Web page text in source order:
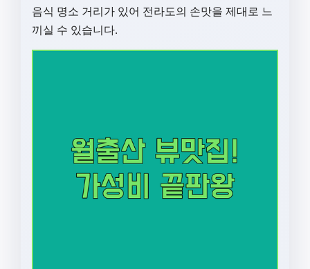
음식 명소 거리가 있어 전라도의 손맛을 제대로 느
끼실 수 있습니다.